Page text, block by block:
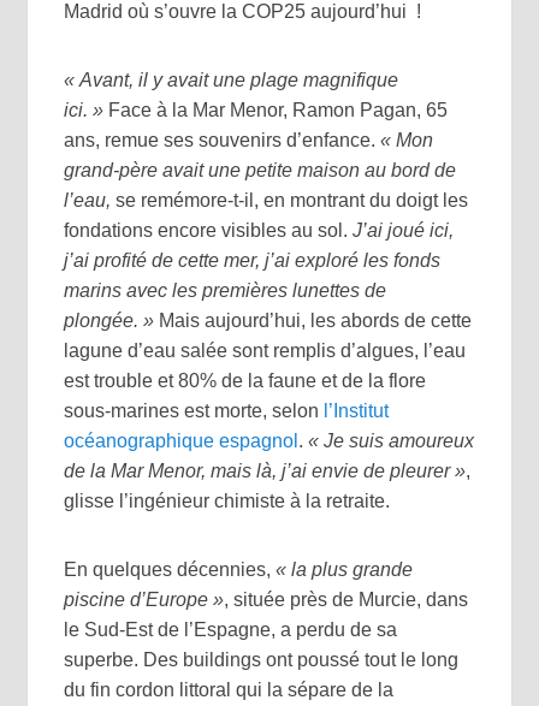
Madrid où s’ouvre la COP25 aujourd’hui !
« Avant, il y avait une plage magnifique
ici. » Face à la Mar Menor, Ramon Pagan, 65
ans, remue ses souvenirs d’enfance.« Mon
grand-père avait une petite maison au bord de
l’eau, se remémore-t-il, en montrant du doigt les
fondations encore visibles au sol.J’ai joué ici,
j’ai profité de cette mer, j’ai exploré les fonds
marins avec les premières lunettes de
plongée. » Mais aujourd’hui, les abords de cette
lagune d’eau salée sont remplis d’algues, l’eau
est trouble et 80% de la faune et de la flore
sous-marines est morte, selon l’Institut
océanographique espagnol .« Je suis amoureux
de la Mar Menor, mais là, j’ai envie de pleurer »,
glisse l’ingénieur chimiste à la retraite.
En quelques décennies,« la plus grande
piscine d’Europe », située près de Murcie, dans
le Sud-Est de l’Espagne, a perdu de sa
superbe. Des buildings ont poussé tout le long
du fin cordon littoral qui la sépare de la